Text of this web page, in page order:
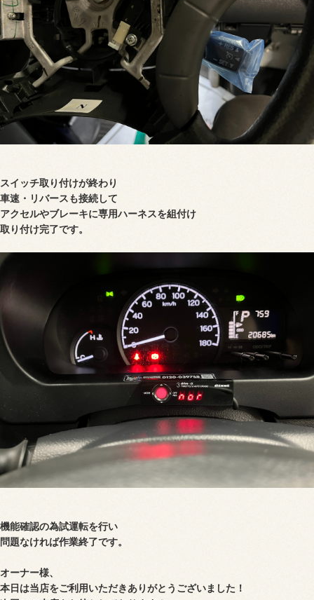
スイッチ取り付けが終わり
車速・リバースも接続して
アクセルやブレーキに専用ハーネスを組付け
取り付け完了です。
機能確認の為試運転を行い
問題なければ作業終了です。
オーナー様、
本日は当店をご利用いただきありがとうございました！